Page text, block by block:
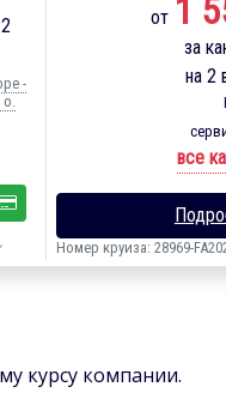
-
от 1
за
на 2
все
Номер круиза: 28969-
курсу компании.